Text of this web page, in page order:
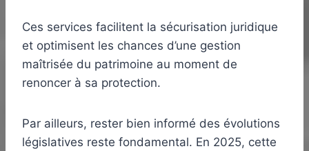
Ces services facilitent la sécurisation juridique
et optimisent les chances d’une gestion
maîtrisée du patrimoine au moment de
renoncer à sa protection.
Par ailleurs, rester bien informé des évolutions
législatives reste fondamental. En 2025, cette